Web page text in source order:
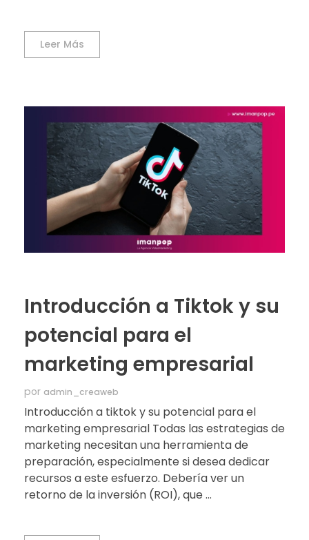
Leer Más
Introducción a Tiktok y su
potencial para el
marketing empresarial
por admin_creaweb
Introducción a tiktok y su potencial para el
marketing empresarial Todas las estrategias de
marketing necesitan una herramienta de
preparación, especialmente si desea dedicar
recursos a este esfuerzo. Debería ver un
retorno de la inversión (ROI), que ...